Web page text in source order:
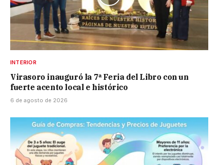
INTERIOR
Virasoro inauguró la 7ª Feria del Libro con un
fuerte acento local e histórico
6 de agosto de 2026